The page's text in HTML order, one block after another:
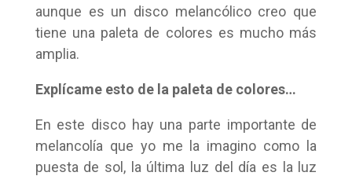
aunque es un disco melancólico creo que
tiene una paleta de colores es mucho más
amplia.
Explícame esto de la paleta de colores…
En este disco hay una parte importante de
melancolía que yo me la imagino como la
puesta de sol, la última luz del día es la luz